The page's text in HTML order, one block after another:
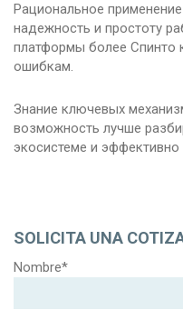
Рациональное
надежность и простоту
платформы более Спинто
ошибкам.
Знание ключевых
возможность лучше
экосистеме и
SOLICITA UNA
Nombre*